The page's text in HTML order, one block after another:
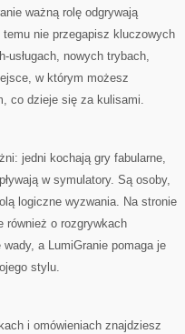
ważną rolę odgrywają
nie przegapisz kluczowych
usługach, nowych trybach,
w którym możesz
co dzieje się za kulisami.
jedni kochają gry fabularne,
w symulatory. Są osoby,
logiczne wyzwania. Na stronie
również o rozgrywkach
a LumiGranie pomaga je
stylu.
i omówieniach znajdziesz